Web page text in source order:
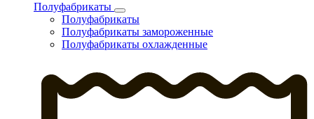
Полуфабрикаты
Полуфабрикаты
Полуфабрикаты замороженные
Полуфабрикаты охлажденные